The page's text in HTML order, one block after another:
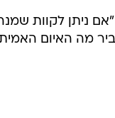
ניתן לקוות
מה האיום